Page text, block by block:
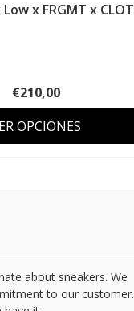
x FRGMT x CLOT
€210,00
OPCIONES
about sneakers. We
to our customer.